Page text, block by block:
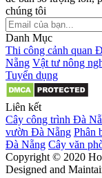
chúng tôi
Danh Mục
Thi công cảnh quan
Nẵng Vật tư nông
Tuyển dụng
Liên kết
Cây công trình Đà
vườn Đà Nẵng Phân
Đà Nẵng Cây văn
Copyright © 2020
Designed and